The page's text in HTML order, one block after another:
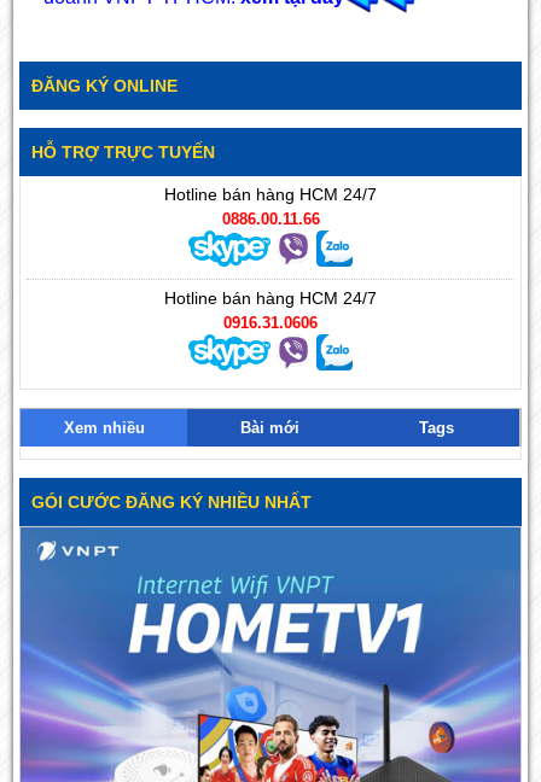
ĐĂNG KÝ ONLINE
HỖ TRỢ TRỰC TUYẾN
Hotline bán hàng HCM 24/7
0886.00.11.66
Hotline bán hàng HCM 24/7
0916.31.0606
Xem nhiều Bài mới Tags
GÓI CƯỚC ĐĂNG KÝ NHIỀU NHẤT